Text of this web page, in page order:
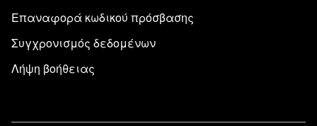
Επαναφορά κωδικού πρόσβασης
Συγχρονισμός δεδομένων
Λήψη βοήθειας